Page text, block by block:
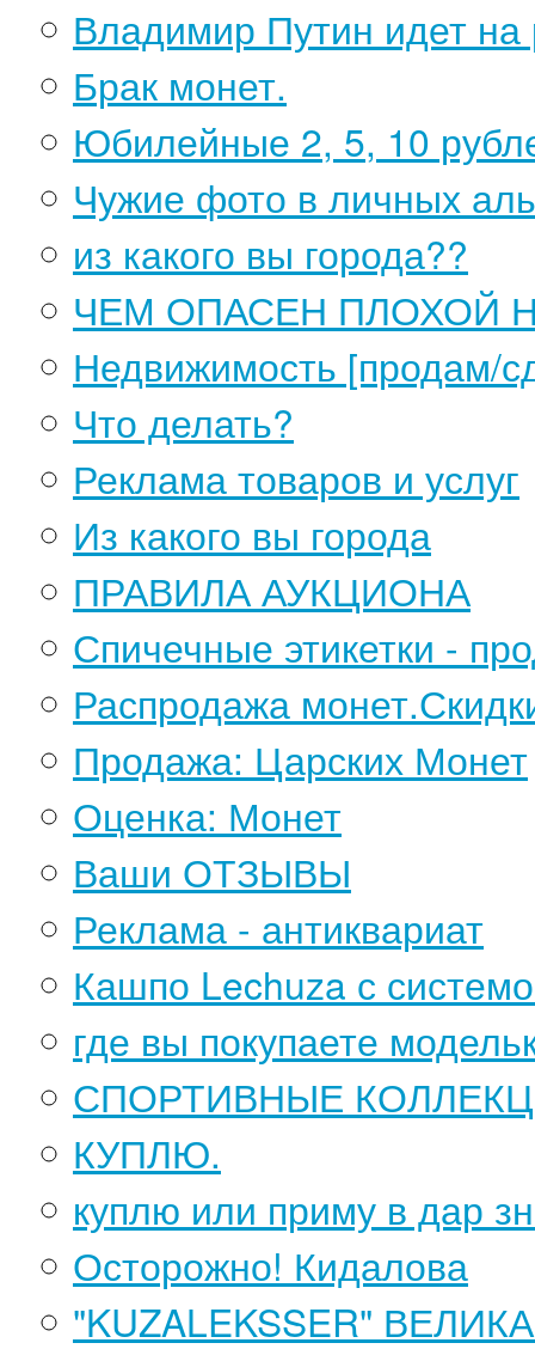
Владимир Путин идет
Брак монет.
Юбилейные 2, 5, 10
Чужие фото в личных
из какого вы города??
ЧЕМ ОПАСЕН ПЛОХОЙ
Недвижимость [продам/
Что делать?
Реклама товаров и услуг
Из какого вы города
ПРАВИЛА АУКЦИОНА
Спичечные этикетки -
Распродажа
Продажа: Царских Монет
Оценка: Монет
Ваши ОТЗЫВЫ
Реклама - антиквариат
Кашпо Lechuza с
где вы покупаете
СПОРТИВНЫЕ
КУПЛЮ.
куплю или приму в дар
Осторожно! Кидалова
"KUZALEKSSER"